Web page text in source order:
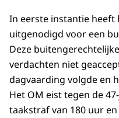
In eerste instantie heeft
uitgenodigd voor een
Deze
verdachten niet
dagvaarding volgde en
Het OM eist tegen de
taakstraf van 180 uur